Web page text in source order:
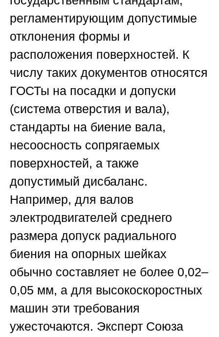
регламентирующим допустимые
отклонения формы и
расположения поверхностей. К
числу таких документов относятся
ГОСТы на посадки и допуски
(система отверстия и вала),
стандарты на биение вала,
несоосность сопрягаемых
поверхностей, а также
допустимый дисбаланс.
Например, для валов
электродвигателей среднего
размера допуск радиального
биения на опорных шейках
обычно составляет не более 0,02–
0,05 мм, а для высокоскоростных
машин эти требования
ужесточаются. Эксперт Союза